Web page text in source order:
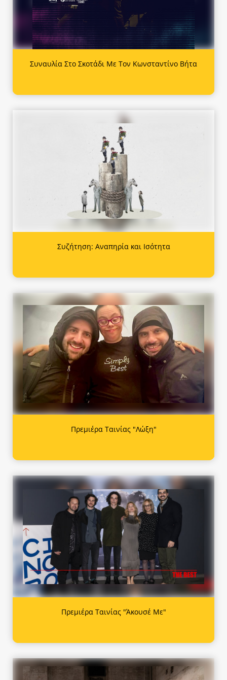
Συναυλία Στο Σκοτάδι Με Τον Κωνσταντίνο Βήτα
Συζήτηση: Αναπηρία και Ισότητα
Πρεμιέρα Ταινίας "Λώξη"
Πρεμιέρα Ταινίας "Άκουσέ Με"